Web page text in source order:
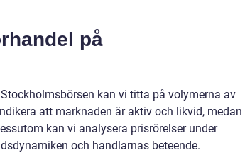
på
kan vi titta på volymerna av
att marknaden är aktiv och likvid, medan
kan vi analysera prisrörelser under
och handlarnas beteende.